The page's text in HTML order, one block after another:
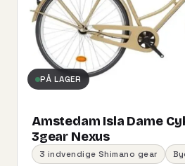
PÅ LAGER
Amstedam Isla Dame
3gear Nexus
3 indvendige Shimano gear